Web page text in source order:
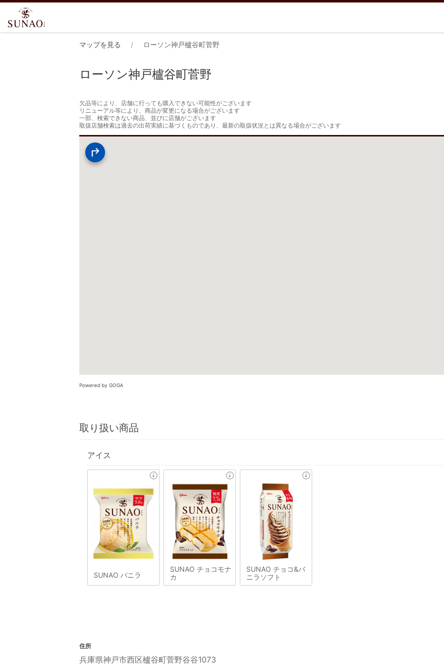
マップを見る ローソン神戸櫨谷町菅野
ローソン神戸櫨谷町菅野
欠品等により、店舗に行っても購入できない可能性がございます
リニューアル等により、商品が変更になる場合がございます
一部、検索できない商品、並びに店舗がございます
取扱店舗検索は過去の出荷実績に基づくものであり、最新の取扱状況とは異なる場合がございます
Powered by GOGA
取り扱い商品
アイス
SUNAO バニラ
SUNAO チョコモナ
カ
SUNAO チョコ&バ
ニラソフト
住所
兵庫県神戸市西区櫨谷町菅野谷谷1073